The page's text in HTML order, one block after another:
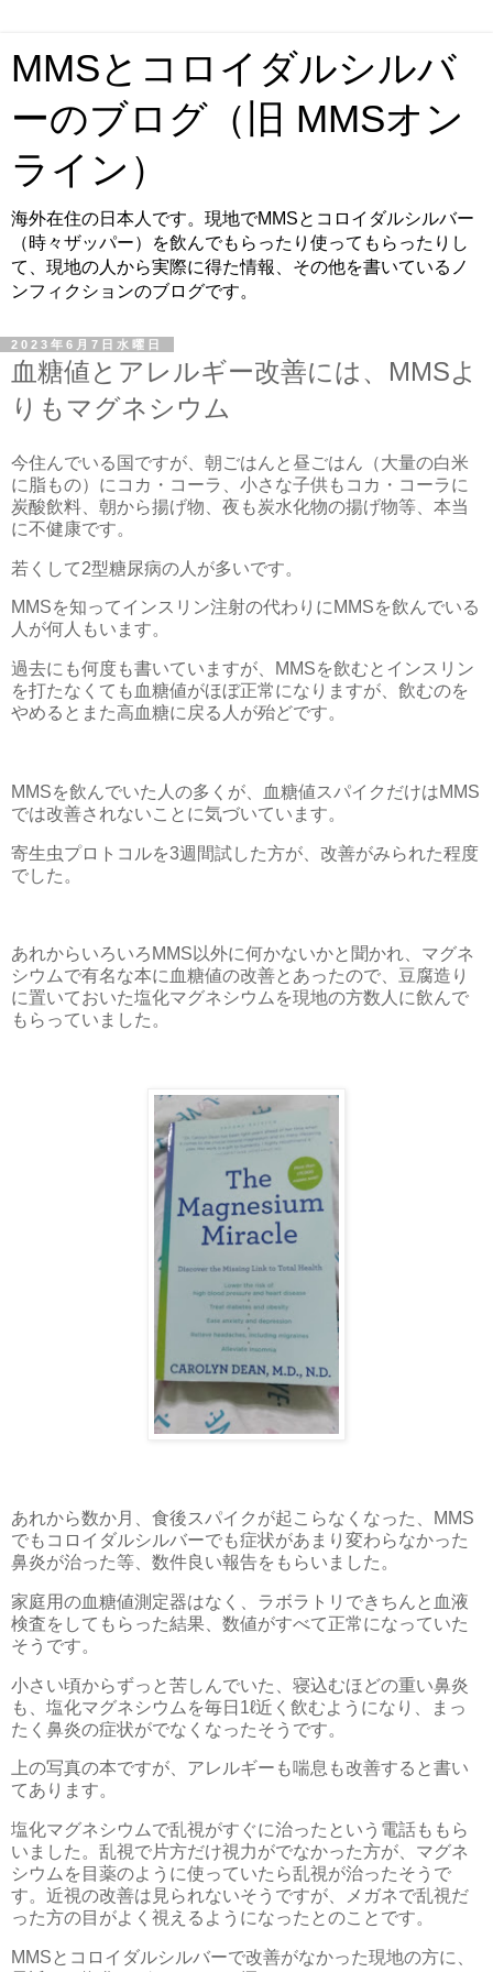
MMSとコロイダルシルバ
ーのブログ（旧 MMSオン
ライン）
海外在住の日本人です。現地でMMSとコロイダルシルバー
（時々ザッパー）を飲んでもらったり使ってもらったりし
て、現地の人から実際に得た情報、その他を書いているノ
ンフィクションのブログです。
2023年6月7日水曜日
血糖値とアレルギー改善には、MMSよ
りもマグネシウム
今住んでいる国ですが、朝ごはんと昼ごはん（大量の白米
に脂もの）にコカ・コーラ、小さな子供もコカ・コーラに
炭酸飲料、朝から揚げ物、夜も炭水化物の揚げ物等、本当
に不健康です。
若くして2型糖尿病の人が多いです。
MMSを知ってインスリン注射の代わりにMMSを飲んでいる
人が何人もいます。
過去にも何度も書いていますが、MMSを飲むとインスリン
を打たなくても血糖値がほぼ正常になりますが、飲むのを
やめるとまた高血糖に戻る人が殆どです。
MMSを飲んでいた人の多くが、血糖値スパイクだけはMMS
では改善されないことに気づいています。
寄生虫プロトコルを3週間試した方が、改善がみられた程度
でした。
あれからいろいろMMS以外に何かないかと聞かれ、マグネ
シウムで有名な本に血糖値の改善とあったので、豆腐造り
に置いておいた塩化マグネシウムを現地の方数人に飲んで
もらっていました。
あれから数か月、食後スパイクが起こらなくなった、MMS
でもコロイダルシルバーでも症状があまり変わらなかった
鼻炎が治った等、数件良い報告をもらいました。
家庭用の血糖値測定器はなく、ラボラトリできちんと血液
検査をしてもらった結果、数値がすべて正常になっていた
そうです。
小さい頃からずっと苦しんでいた、寝込むほどの重い鼻炎
も、塩化マグネシウムを毎日1ℓ近く飲むようになり、まっ
たく鼻炎の症状がでなくなったそうです。
上の写真の本ですが、アレルギーも喘息も改善すると書い
てあります。
塩化マグネシウムで乱視がすぐに治ったという電話ももら
いました。乱視で片方だけ視力がでなかった方が、マグネ
シウムを目薬のように使っていたら乱視が治ったそうで
す。近視の改善は見られないそうですが、メガネで乱視だ
った方の目がよく視えるようになったとのことです。
MMSとコロイダルシルバーで改善がなかった現地の方に、